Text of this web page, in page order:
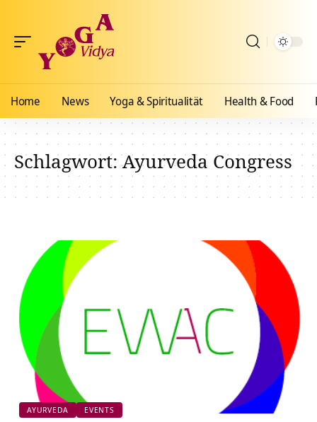
Home News Yoga & Spiritualität Health & Food
Schlagwort:Ayurveda Congress
AYURVEDA EVENTS